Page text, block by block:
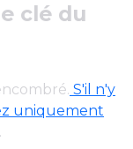
clé du
S'il n'y
uniquement
.